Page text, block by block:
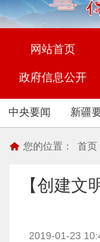
网站首页
政府信息公开
中央要闻 新疆
您的位置： 首页
【创建文
2019-01-23